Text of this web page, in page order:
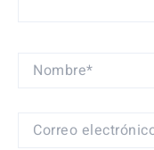
NOMBRE*
CORREO